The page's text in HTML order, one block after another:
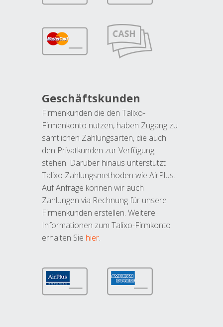
Geschäftskunden
Firmenkunden die den Talixo-
Firmenkonto nutzen, haben Zugang zu
sämtlichen Zahlungsarten, die auch
den Privatkunden zur Verfügung
stehen. Darüber hinaus unterstützt
Talixo Zahlungsmethoden wie AirPlus.
Auf Anfrage können wir auch
Zahlungen via Rechnung für unsere
Firmenkunden erstellen. Weitere
Informationen zum Talixo-Firmkonto
erhalten Sie hier.